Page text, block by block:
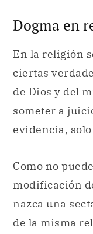
Dogma en
En la religión
ciertas
de Dios y del
someter a
evidencia,
Como no
modificación
nazca una
de la misma